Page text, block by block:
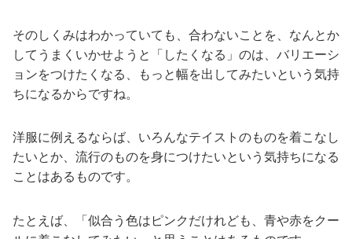
そのしくみはわかっていても、合わないことを、なんとか
してうまくいかせようと「したくなる」のは、バリエーシ
ョンをつけたくなる、もっと幅を出してみたいという気持
ちになるからですね。
洋服に例えるならば、いろんなテイストのものを着こなし
たいとか、流行のものを身につけたいという気持ちになる
ことはあるものです。
たとえば、「似合う色はピンクだけれども、青や赤をクー